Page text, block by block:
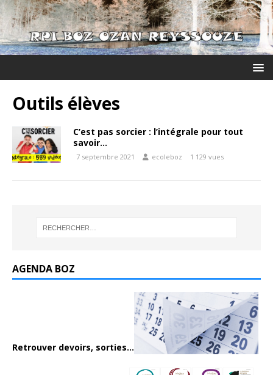
Outils élèves
C’est pas sorcier : l’intégrale pour tout
savoir…
7 septembre 2021 ecoleboz 1 129 vues
AGENDA BOZ
Retrouver devoirs, sorties...